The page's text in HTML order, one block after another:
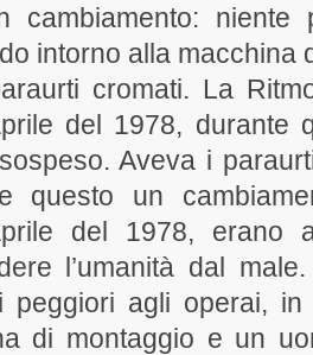
cambiamento: niente
intorno alla macchina
cromati. La
del 1978, durante
Aveva i
questo un
del 1978, erano
l’umanità dal
peggiori agli operai,
di montaggio e un